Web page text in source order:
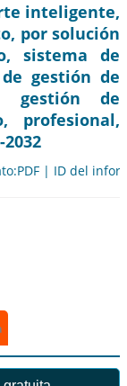
inteligente,
por solución
sistema de
gestión de
gestión de
profesional,
| ID del